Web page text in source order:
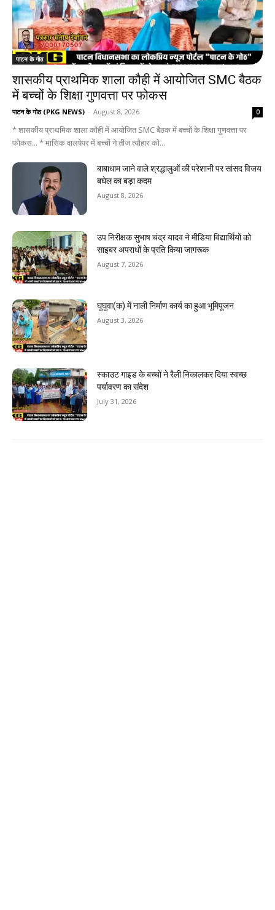
पाटन के गोठ
शासकीय प्राथमिक शाला कौही में आयोजित SMC बैठक
में बच्चों के शिक्षा गुणवत्ता पर फोकस
पाटन के गोठ (PKG NEWS) - August 8, 2026 0
* शासकीय प्राथमिक शाला कौही में आयोजित SMC बैठक में बच्चों के शिक्षा गुणवत्ता पर
फोकस... * मासिक वालपेपर में बच्चों ने तीज त्यौहार को...
बाबाधाम जाने वाले श्रद्धालुओं की परेशानी पर सांसद विजय
बघेल का बड़ा कदम
August 8, 2026
उप निरीक्षक सुभाष चंद्र यादव ने मीडिया विद्यार्थियों को
साइबर अपराधों के प्रति किया जागरूक
August 7, 2026
घुघुवा(क) में नाली निर्माण कार्य का हुआ भूमिपूजन
August 3, 2026
स्काउट गाइड के बच्चों ने रैली निकालकर दिया स्वच्छ
पर्यावरण का संदेश
July 31, 2026